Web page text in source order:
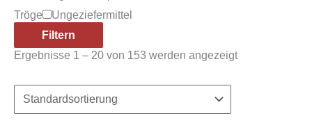
Tröge
Ungeziefermittel
Filtern
Ergebnisse 1 – 20 von 153 werden angezeigt